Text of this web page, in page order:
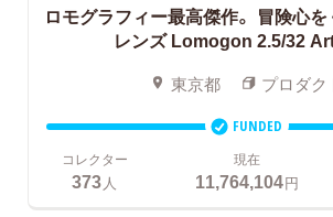
ロモグラフィー最高傑作。 冒険心
レンズ Lomogon 2.5/32
東京都 プロダク
FUNDED
コレクター
373 人
現在
11,764,104円